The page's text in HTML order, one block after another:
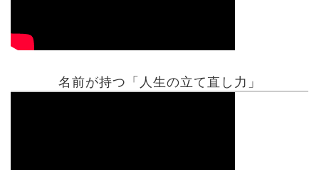
名前が持つ「人生の立て直し力」